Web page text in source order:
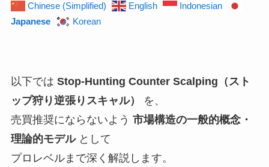
Chinese (Simplified) English
Indonesian
Japanese
Korean
以下では Stop-Hunting Counter Scalping（スト
ップ狩り逆張りスキャル）
を、
売買推奨にならないよう 市場構造の一般的概念・
理論的モデルとして
プロレベルまで深く解説します。